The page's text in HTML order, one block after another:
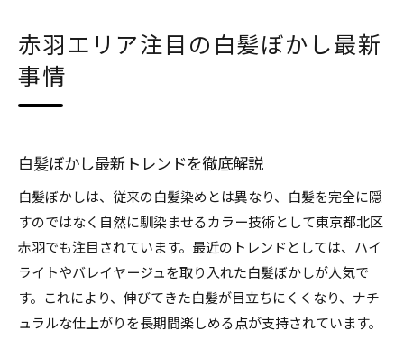
自然に目立たない白髪ぼかしの魅力発見
白髪ぼかしはなぜ自然に見えるのかを解説
美容室で叶うナチュラルな白髪ぼかし体験
髪質改善も叶う白髪ぼかしトレンド特集
白髪ぼかしで髪質改善が期待できる理由
髪を傷めにくい白髪ぼかし施術とは
トリートメントと白髪ぼかしの相性を紹介
白髪ぼかしの最新トレンドと髪質改善効果
赤羽エリア注目の白髪ぼかし最新
事情
白髪ぼかし最新トレンドを徹底解説
白髪ぼかしは、従来の白髪染めとは異なり、白髪を完全に隠
すのではなく自然に馴染ませるカラー技術として東京都北区
赤羽でも注目されています。最近のトレンドとしては、ハイ
ライトやバレイヤージュを取り入れた白髪ぼかしが人気で
す。これにより、伸びてきた白髪が目立ちにくくなり、ナチ
ュラルな仕上がりを長期間楽しめる点が支持されています。